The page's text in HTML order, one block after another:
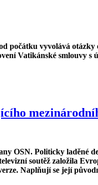
počátku vyvolává
Vatikánské smlouvy
OSN. Politicky laděné
soutěž založila
Naplňují se její